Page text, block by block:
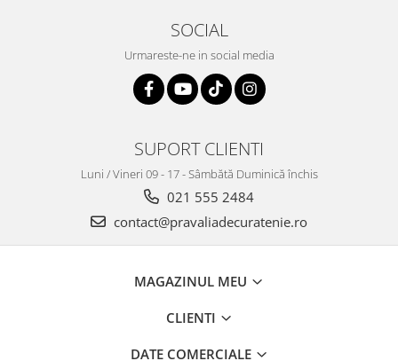
SOCIAL
Urmareste-ne in social media
SUPORT CLIENTI
Luni / Vineri 09 - 17 - Sâmbătă Duminică închis
021 555 2484
contact@pravaliadecuratenie.ro
MAGAZINUL MEU
CLIENTI
DATE COMERCIALE